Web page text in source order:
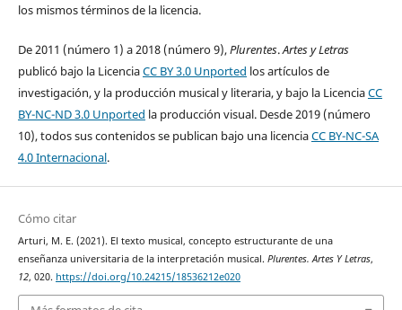
los mismos términos de la licencia.
De 2011 (número 1) a 2018 (número 9),Plurentes.Artes y Letras
publicó bajo la LicenciaCC BY 3.0 Unported los artículos de
investigación, y la producción musical y literaria, y bajo la LicenciaCC
BY-NC-ND 3.0 Unported la producción visual. Desde 2019 (número
10), todos sus contenidos se publican bajo una licenciaCC BY-NC-SA
4.0 Internacional.
Cómo citar
Arturi, M. E. (2021). El texto musical, concepto estructurante de una
enseñanza universitaria de la interpretación musical. Plurentes. Artes Y Letras,
12, 020. https://doi.org/10.24215/18536212e020